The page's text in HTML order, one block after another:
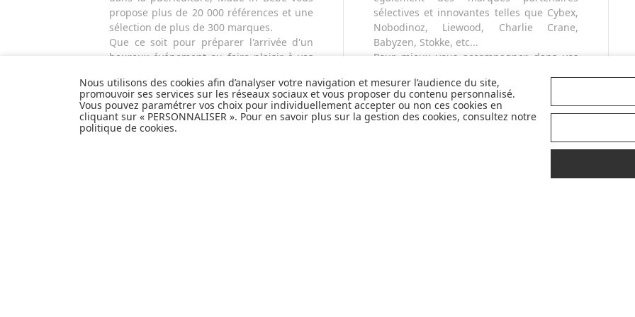
propose plus de 20 000 références et une
sélection de plus de 300 marques.
Que ce soit pour préparer l'arrivée d'un
heureux événement ou faire plaisir à vos
notre univers et articles de produits de
puériculture, équipement bébé, hygiène
et nécessaire de toilette, alimentation et
repas, sécurité de l'enfant, poussettes,
sélectives et innovantes telles que Cybex,
Nobodinoz, Liewood, Charlie Crane,
Babyzen, Stokke, etc...
Pour mieux vous accompagner dans vos
sélectionner les meilleurs articles pour
votre bébé : Made in France, Greenable,
Premium...
Nous utilisons des cookies afin d’analyser votre navigation et mesurer l’audience du site,
promouvoir ses services sur les réseaux sociaux et vous proposer du contenu personnalisé.
Vous pouvez paramétrer vos choix pour individuellement accepter ou non ces cookies en
cliquant sur « PERSONNALISER ». Pour en savoir plus sur la gestion des cookies, consultez notre
politique de cookies.